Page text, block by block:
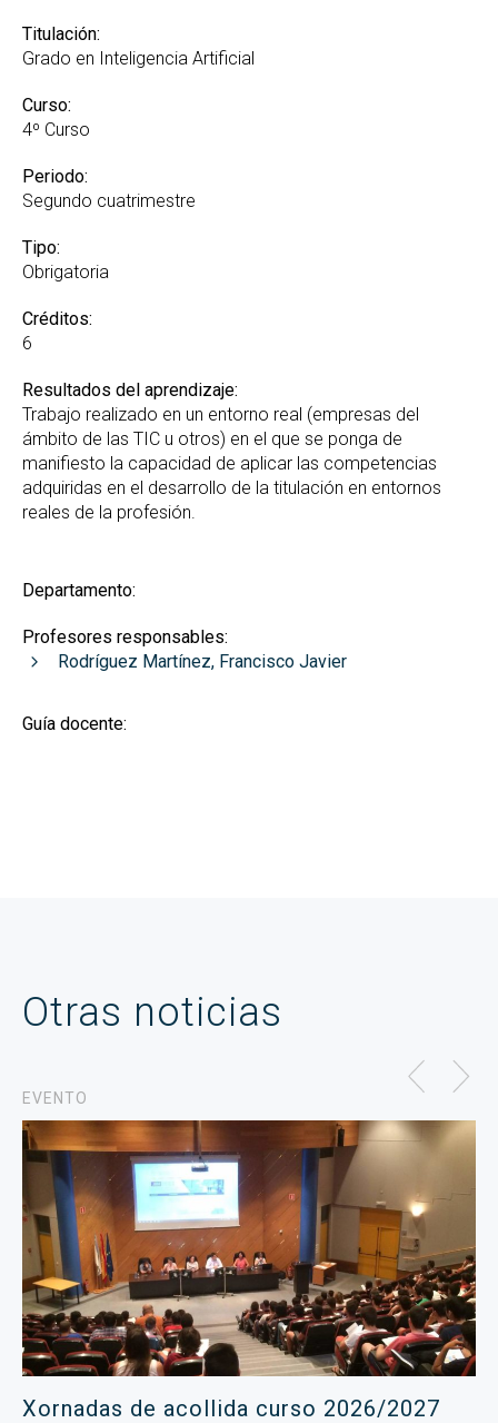
Titulación:
Grado en Inteligencia Artificial
Curso:
4º Curso
Periodo:
Segundo cuatrimestre
Tipo:
Obrigatoria
Créditos:
6
Resultados del aprendizaje:
Trabajo realizado en un entorno real (empresas del
ámbito de las TIC u otros) en el que se ponga de
manifiesto la capacidad de aplicar las competencias
adquiridas en el desarrollo de la titulación en entornos
reales de la profesión.
Departamento:
Profesores responsables:
Rodríguez Martínez, Francisco Javier
Guía docente:
Otras noticias
EVENTO
Xornadas de acollida curso 2026/2027